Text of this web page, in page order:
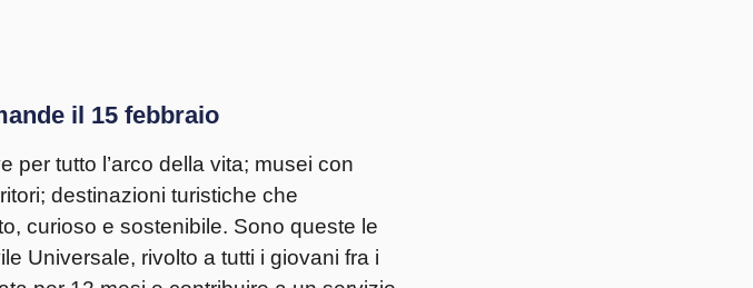
il 15 febbraio
per tutto l’arco della vita; musei con
destinazioni turistiche che
curioso e sostenibile. Sono queste le
Universale, rivolto a tutti i giovani fra i